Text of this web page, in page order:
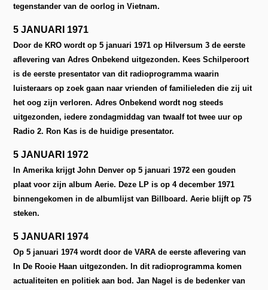
tegenstander van de oorlog in Vietnam.
5 JANUARI 1971
Door de KRO wordt op 5 januari 1971 op Hilversum 3 de eerste
aflevering van Adres Onbekend uitgezonden. Kees Schilperoort
is de eerste presentator van dit radioprogramma waarin
luisteraars op zoek gaan naar vrienden of familieleden die zij uit
het oog zijn verloren. Adres Onbekend wordt nog steeds
uitgezonden, iedere zondagmiddag van twaalf tot twee uur op
Radio 2. Ron Kas is de huidige presentator.
5 JANUARI 1972
In Amerika krijgt John Denver op 5 januari 1972 een gouden
plaat voor zijn album Aerie. Deze LP is op 4 december 1971
binnengekomen in de albumlijst van Billboard. Aerie blijft op 75
steken.
5 JANUARI 1974
Op 5 januari 1974 wordt door de VARA de eerste aflevering van
In De Rooie Haan uitgezonden. In dit radioprogramma komen
actualiteiten en politiek aan bod. Jan Nagel is de bedenker van